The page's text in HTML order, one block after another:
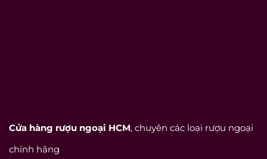
Cửa hàng rượu ngoại HCM, chuyên các loại rượu ngoại
chính hãng